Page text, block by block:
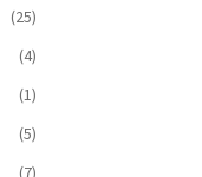
(25)
(4)
(1)
(5)
(7)